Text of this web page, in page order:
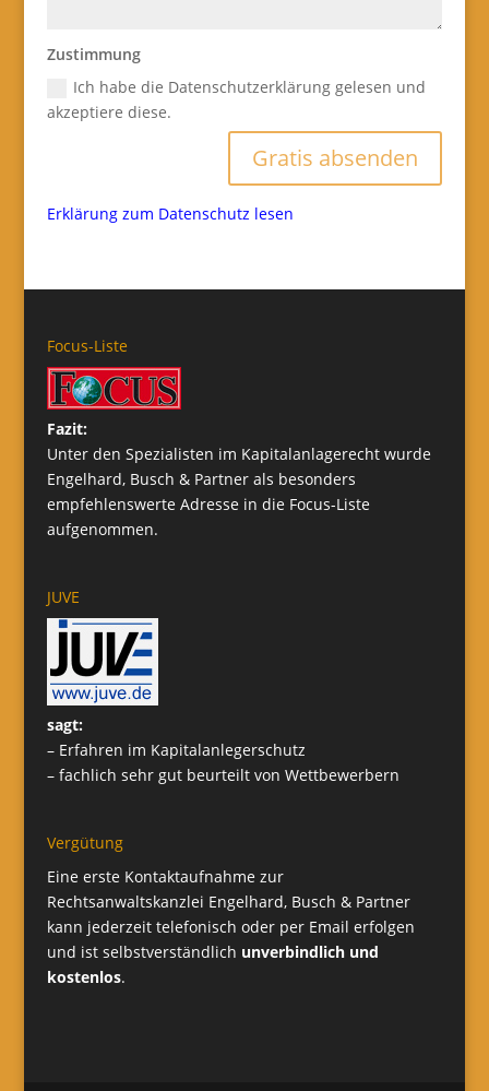
Zustimmung
Ich habe die Datenschutzerklärung gelesen und
akzeptiere diese.
Gratis absenden
Erklärung zum Datenschutz lesen
Focus-Liste
Fazit:
Unter den Spezialisten im Kapitalanlagerecht wurde
Engelhard, Busch & Partner als besonders
empfehlenswerte Adresse in die Focus-Liste
aufgenommen.
JUVE
sagt:
– Erfahren im Kapitalanlegerschutz
– fachlich sehr gut beurteilt von Wettbewerbern
Vergütung
Eine erste Kontaktaufnahme zur
Rechtsanwaltskanzlei Engelhard, Busch & Partner
kann jederzeit telefonisch oder per Email erfolgen
und ist selbstverständlich unverbindlich und
kostenlos.